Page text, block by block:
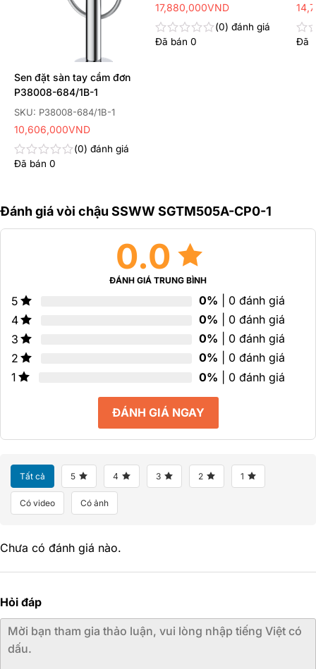
SKU: P38008-684/1B-1
Sen đặt sàn tay cầm đơn
P38008-684/1B-1
Được
5
0
đánh giá
Đã bán 0
10,606,000VND
Được
0
đánh giá
Đã bán 0
17,880,000VND
Đã
Đánh giá vòi chậu SSWW SGTM505A-CP0-1
0.0
ĐÁNH GIÁ TRUNG BÌNH
5 0% | 0 đánh giá
4
0% | 0 đánh giá
3
0% | 0 đánh giá
2
0% | 0 đánh giá
1
0% | 0 đánh giá
ĐÁNH GIÁ NGAY
Tất cả 5 4 3 2 1
Có video Có ảnh
Chưa có đánh giá nào.
Hỏi đáp